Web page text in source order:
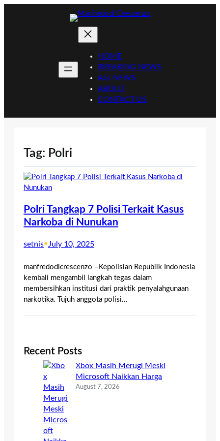
HOME
BREAKING NEWS
ALL NEWS
ABOUT
CONTACT US
Tag: Polri
Polri Tangkap 7 Polisi Terkait Kasus
Narkoba di Nunukan
setnis• July 10, 2025
manfredodicrescenzo –Kepolisian Republik Indonesia
kembali mengambil langkah tegas dalam
membersihkan institusi dari praktik penyalahgunaan
narkotika. Tujuh anggota polisi…
Recent Posts
Xbox Masih Merugi Meski
Microsoft Naikkan Harga
August 7, 2026